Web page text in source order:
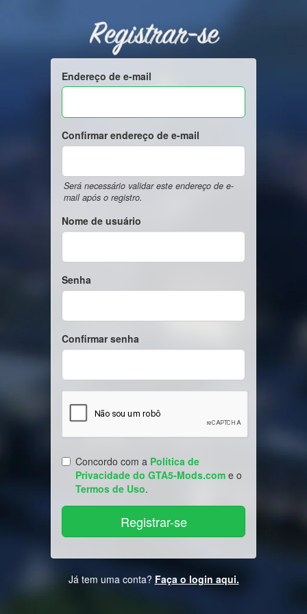
Registrar-se
Endereço de e-mail
Confirmar endereço de e-mail
Será necessário validar este endereço de e-
mail após o registro.
Nome de usuário
Senha
Confirmar senha
Concordo com a Política de
Privacidade do GTA5-Mods.com e o
Termos de Uso.
Já tem uma conta? Faça o login aqui.